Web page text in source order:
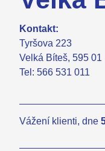
Kontakt:
Tyršova 223
Velká Bíteš, 595 01
Tel: 566 531 011
Vážení klienti, dne